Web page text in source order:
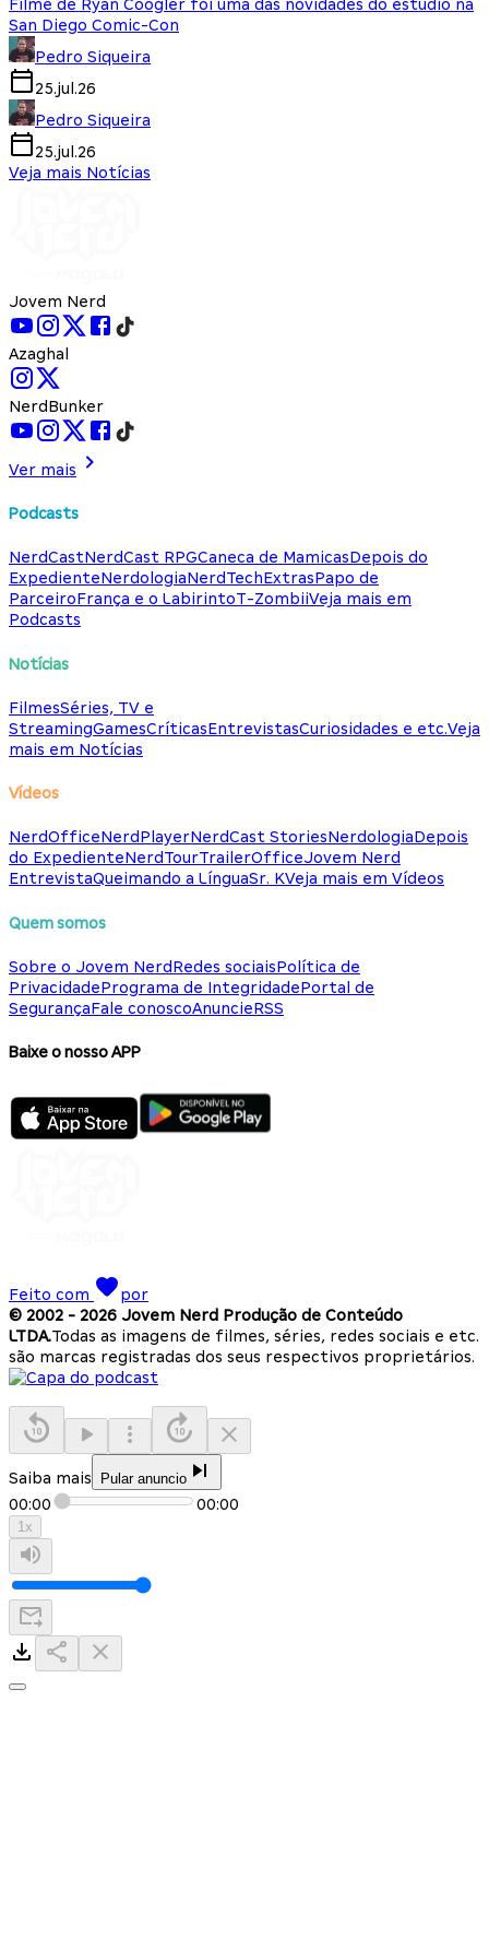
Filme de Ryan Coogler foi uma das novidades do estúdio na
San Diego Comic-Con
Pedro Siqueira
25.jul.26
Pedro Siqueira
25.jul.26
Veja mais Notícias
Jovem Nerd
Azaghal
NerdBunker
Ver mais
Podcasts
NerdCastNerdCast RPGCaneca de MamicasDepois do
ExpedienteNerdologiaNerdTechExtrasPapo de
ParceiroFrança e o LabirintoT-ZombiiVeja mais em
Podcasts
Notícias
FilmesSéries, TV e
StreamingGamesCríticasEntrevistasCuriosidades e etc.Veja
mais em Notícias
Vídeos
NerdOfficeNerdPlayerNerdCast StoriesNerdologiaDepois
do ExpedienteNerdTourTrailerOfficeJovem Nerd
EntrevistaQueimando a LínguaSr. KVeja mais em Vídeos
Quem somos
Sobre o Jovem NerdRedes sociaisPolítica de
PrivacidadePrograma de IntegridadePortal de
SegurançaFale conoscoAnuncieRSS
Baixe o nosso APP
Feito com
por
© 2002 - 2026 Jovem Nerd Produção de Conteúdo
LTDA.Todas as imagens de filmes, séries, redes sociais e etc.
são marcas registradas dos seus respectivos proprietários.
Saiba mais Pular anuncio
00:00 00:00
1x